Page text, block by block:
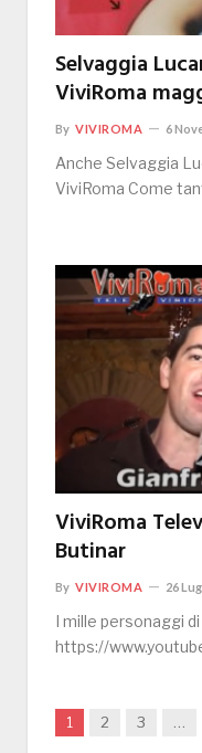
Selvaggia
ViviRoma
By VIVIROMA 6
Anche Selvaggia
ViviRoma Come
ViviRoma
Butinar
By VIVIROMA 26
I mille personaggi
https://
1 2 3 …